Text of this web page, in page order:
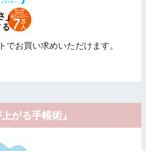
でお買い求めいただけます。
がる手帳術』